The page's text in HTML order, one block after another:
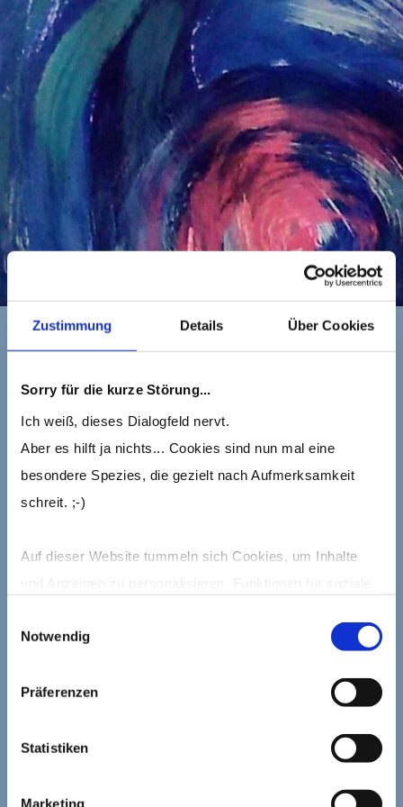
Zustimmung Details Über Cookies
Sorry für die kurze Störung...
Ich weiß, dieses Dialogfeld nervt.
Aber es hilft ja nichts... Cookies sind nun mal eine
besondere Spezies, die gezielt nach Aufmerksamkeit
schreit. ;-)
Auf dieser Website tummeln sich Cookies, um Inhalte
Website zu analysieren.
Mehr dazu erfährst Du in meiner Cookie-Erklärung und in
Notwendig
Präferenzen
Statistiken
Marketing
ABOUT THE AUTHOR